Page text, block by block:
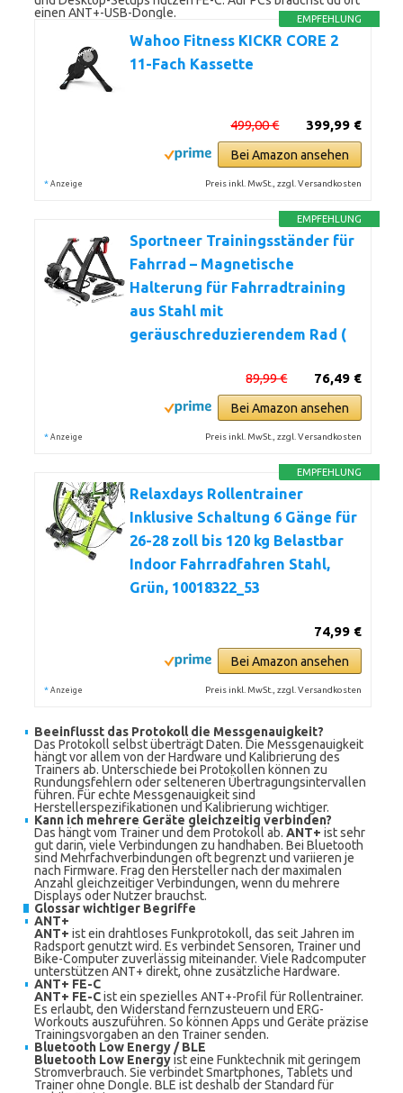
einen ANT+-USB-Dongle.
EMPFEHLUNG
Wahoo Fitness KICKR CORE 2
11-Fach Kassette
399,99 €
499,00 €
Bei Amazon ansehen
* Anzeige Preis inkl. MwSt., zzgl. Versandkosten
EMPFEHLUNG
Sportneer Trainingsständer für
Fahrrad – Magnetische
Halterung für Fahrradtraining
aus Stahl mit
geräuschreduzierendem Rad (
76,49 €
89,99 €
Bei Amazon ansehen
* Anzeige Preis inkl. MwSt., zzgl. Versandkosten
EMPFEHLUNG
Relaxdays Rollentrainer
Inklusive Schaltung 6 Gänge für
26-28 zoll bis 120 kg Belastbar
Indoor Fahrradfahren Stahl,
Grün, 10018322_53
74,99 €
Bei Amazon ansehen
* Anzeige Preis inkl. MwSt., zzgl. Versandkosten
Beeinflusst das Protokoll die Messgenauigkeit?
Das Protokoll selbst überträgt Daten. Die Messgenauigkeit
hängt vor allem von der Hardware und Kalibrierung des
Trainers ab. Unterschiede bei Protokollen können zu
Rundungsfehlern oder selteneren Übertragungsintervallen
führen. Für echte Messgenauigkeit sind
Herstellerspezifikationen und Kalibrierung wichtiger.
Kann ich mehrere Geräte gleichzeitig verbinden?
Das hängt vom Trainer und dem Protokoll ab. ANT+ ist sehr
gut darin, viele Verbindungen zu handhaben. Bei Bluetooth
sind Mehrfachverbindungen oft begrenzt und variieren je
nach Firmware. Frag den Hersteller nach der maximalen
Anzahl gleichzeitiger Verbindungen, wenn du mehrere
Displays oder Nutzer brauchst.
Glossar wichtiger Begriffe
ANT+
ANT+ ist ein drahtloses Funkprotokoll, das seit Jahren im
Radsport genutzt wird. Es verbindet Sensoren, Trainer und
Bike-Computer zuverlässig miteinander. Viele Radcomputer
unterstützen ANT+ direkt, ohne zusätzliche Hardware.
ANT+ FE-C
ANT+ FE-Cist ein spezielles ANT+-Profil für Rollentrainer.
Es erlaubt, den Widerstand fernzusteuern und ERG-
Workouts auszuführen. So können Apps und Geräte präzise
Trainingsvorgaben an den Trainer senden.
Bluetooth Low Energy / BLE
Bluetooth Low Energyist eine Funktechnik mit geringem
Stromverbrauch. Sie verbindet Smartphones, Tablets und
Trainer ohne Dongle. BLE ist deshalb der Standard für